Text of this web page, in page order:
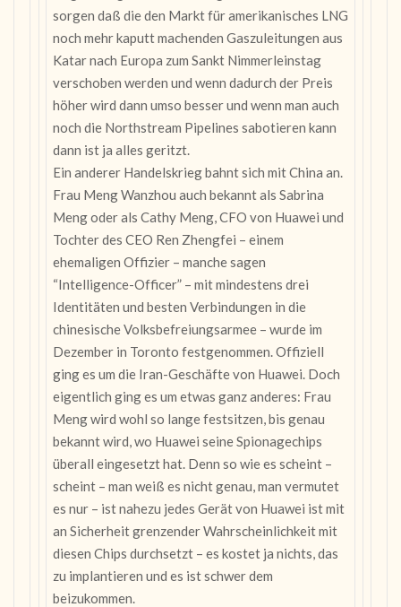
sorgen daß die den Markt für amerikanisches LNG
noch mehr kaputt machenden Gaszuleitungen aus
Katar nach Europa zum Sankt Nimmerleinstag
verschoben werden und wenn dadurch der Preis
höher wird dann umso besser und wenn man auch
noch die Northstream Pipelines sabotieren kann
dann ist ja alles geritzt.
Ein anderer Handelskrieg bahnt sich mit China an.
Frau Meng Wanzhou auch bekannt als Sabrina
Meng oder als Cathy Meng, CFO von Huawei und
Tochter des CEO Ren Zhengfei – einem
ehemaligen Offizier – manche sagen
“Intelligence-Officer” – mit mindestens drei
Identitäten und besten Verbindungen in die
chinesische Volksbefreiungsarmee – wurde im
Dezember in Toronto festgenommen. Offiziell
ging es um die Iran-Geschäfte von Huawei. Doch
eigentlich ging es um etwas ganz anderes: Frau
Meng wird wohl so lange festsitzen, bis genau
bekannt wird, wo Huawei seine Spionagechips
überall eingesetzt hat. Denn so wie es scheint –
scheint – man weiß es nicht genau, man vermutet
es nur – ist nahezu jedes Gerät von Huawei ist mit
an Sicherheit grenzender Wahrscheinlichkeit mit
diesen Chips durchsetzt – es kostet ja nichts, das
zu implantieren und es ist schwer dem
beizukommen.